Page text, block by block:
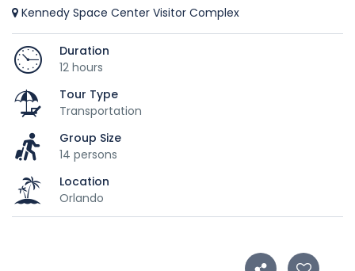
Kennedy Space Center Visitor Complex
Duration
12 hours
Tour Type
Transportation
Group Size
14 persons
Location
Orlando